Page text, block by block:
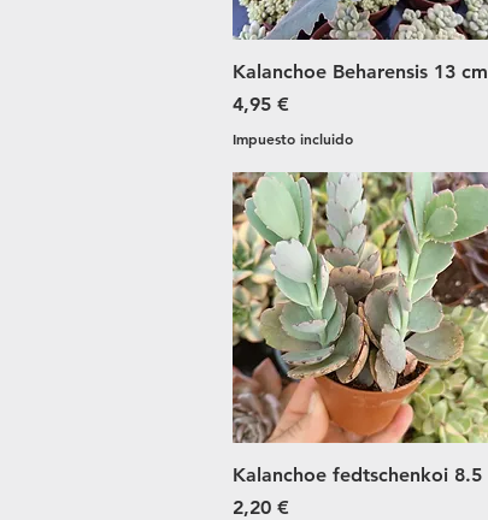
Vista rápida
Kalanchoe Beharensis 13 cm
Precio
4,95 €
Impuesto incluido
Vista rápida
Kalanchoe fedtschenkoi 8.5
Precio
2,20 €